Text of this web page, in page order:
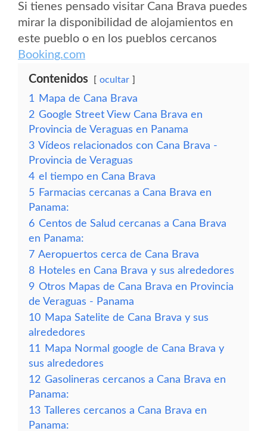
Si tienes pensado visitar Cana Brava puedes
mirar la disponibilidad de alojamientos en
este pueblo o en los pueblos cercanos
Booking.com
Contenidos ocultar
1
Mapa de Cana Brava
2 Google Street View Cana Brava en
Provincia de Veraguas en Panama
3 Vídeos relacionados con Cana Brava -
Provincia de Veraguas
4 el tiempo en Cana Brava
5 Farmacias cercanas a Cana Brava en
Panama:
6 Centos de Salud cercanas a Cana Brava
en Panama:
7 Aeropuertos cerca de Cana Brava
8 Hoteles en Cana Brava y sus alrededores
9 Otros Mapas de Cana Brava en Provincia
de Veraguas - Panama
10 Mapa Satelite de Cana Brava y sus
alrededores
11
Mapa Normal google de Cana Brava y
sus alrededores
12 Gasolineras cercanos a Cana Brava en
Panama:
13 Talleres cercanos a Cana Brava en
Panama: